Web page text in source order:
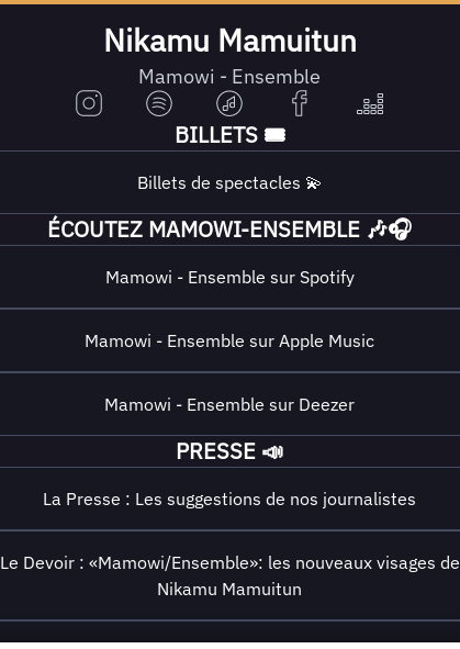
Nikamu Mamuitun
Mamowi - Ensemble
BILLETS 🎟️
Billets de spectacles 💫
ÉCOUTEZ MAMOWI-ENSEMBLE 🎶🎧
Mamowi - Ensemble sur Spotify
Mamowi - Ensemble sur Apple Music
Mamowi - Ensemble sur Deezer
PRESSE 📣
La Presse : Les suggestions de nos journalistes
Le Devoir : «Mamowi/Ensemble»: les nouveaux visages de
Nikamu Mamuitun